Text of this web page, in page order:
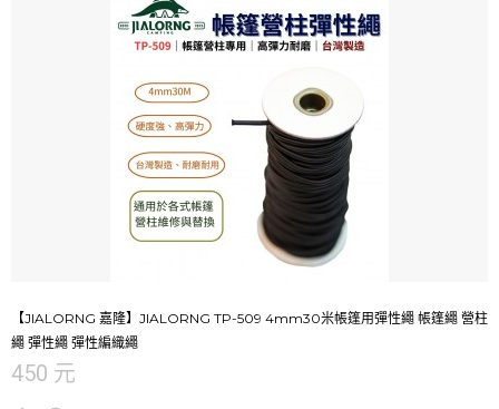
【JIALORNG 嘉隆】JIALORNG TP-509 4mm30米帳篷用彈性繩 帳篷繩 營柱
繩 彈性繩 彈性編織繩
450 元